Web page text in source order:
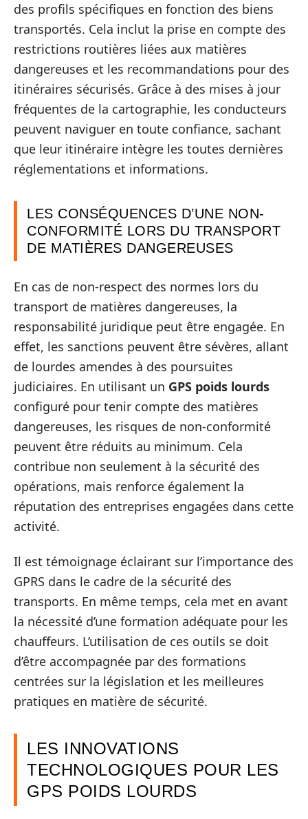
des profils spécifiques en fonction des biens
transportés. Cela inclut la prise en compte des
restrictions routières liées aux matières
dangereuses et les recommandations pour des
itinéraires sécurisés. Grâce à des mises à jour
fréquentes de la cartographie, les conducteurs
peuvent naviguer en toute confiance, sachant
que leur itinéraire intègre les toutes dernières
réglementations et informations.
LES CONSÉQUENCES D’UNE NON-
CONFORMITÉ LORS DU TRANSPORT
DE MATIÈRES DANGEREUSES
En cas de non-respect des normes lors du
transport de matières dangereuses, la
responsabilité juridique peut être engagée. En
effet, les sanctions peuvent être sévères, allant
de lourdes amendes à des poursuites
judiciaires. En utilisant un GPS poids lourds
configuré pour tenir compte des matières
dangereuses, les risques de non-conformité
peuvent être réduits au minimum. Cela
contribue non seulement à la sécurité des
opérations, mais renforce également la
réputation des entreprises engagées dans cette
activité.
Il est témoignage éclairant sur l’importance des
GPRS dans le cadre de la sécurité des
transports. En même temps, cela met en avant
la nécessité d’une formation adéquate pour les
chauffeurs. L’utilisation de ces outils se doit
d’être accompagnée par des formations
centrées sur la législation et les meilleures
pratiques en matière de sécurité.
LES INNOVATIONS
TECHNOLOGIQUES POUR LES
GPS POIDS LOURDS